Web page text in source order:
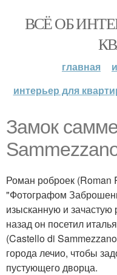
ВСЁ ОБ
главная
интерьер для
Замок
Роман роброек (Roman
"Фотографом
изысканную и
назад он посетил
(Castello di
города лечио, чтобы
пустующего дворца.